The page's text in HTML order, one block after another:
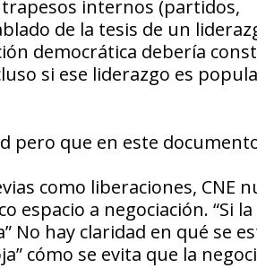
internos (partidos,
de la tesis de un
democrática debería
si ese liderazgo es
pero que en este
como liberaciones, CNE
espacio a negociación. “Si
No hay claridad en qué se
cómo se evita que la